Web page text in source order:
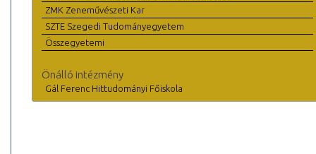
ZMK Zeneművészeti Kar
SZTE Szegedi Tudományegyetem
Összegyetemi
Önálló intézmény
Gál Ferenc Hittudományi Főiskola